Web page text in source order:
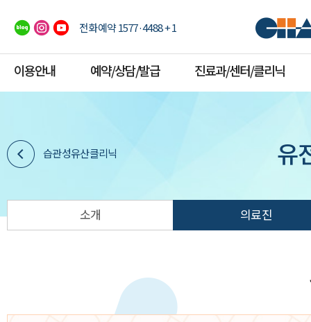
전화예약 1577·4488 + 1
이용안내 예약/상담/발급 진료과/센터/클리닉
습관성유산클리닉 유
소개 의료진